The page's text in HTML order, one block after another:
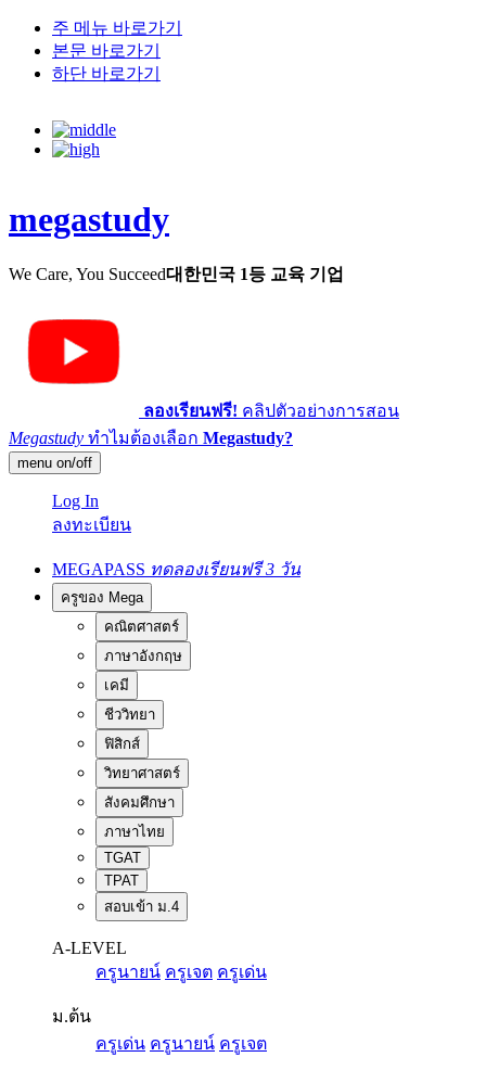
주 메뉴 바로가기
본문 바로가기
하단 바로가기
megastudy
We Care, You Succeed대한민국 1등 교육 기업
ลองเรียนฟรี! คลิปตัวอย่างการสอน
Megastudy ทำไมต้องเลือก Megastudy?
menu on/off
Log In
ลงทะเบียน
MEGAPASS ทดลองเรียนฟรี 3 วัน
ครูของ Mega
คณิตศาสตร์
ภาษาอังกฤษ
เคมี
ชีววิทยา
ฟิสิกส์
วิทยาศาสตร์
สังคมศึกษา
ภาษาไทย
TGAT
TPAT
สอบเข้า ม.4
A-LEVEL
ครูนายน์ ครูเจต ครูเด่น
ม.ต้น
ครูเด่น ครูนายน์ ครูเจต